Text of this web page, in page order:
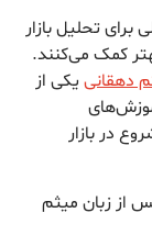
برای تحلیل بازار
کمک می‌کنند.
دهقانی یکی از
در بازار
از زبان میثم